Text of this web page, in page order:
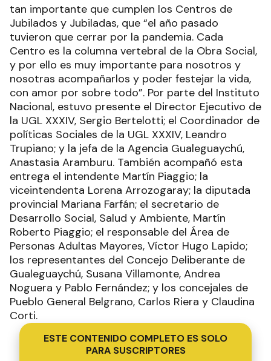
tan importante que cumplen los Centros de
Jubilados y Jubiladas, que “el año pasado
tuvieron que cerrar por la pandemia. Cada
Centro es la columna vertebral de la Obra Social,
y por ello es muy importante para nosotros y
nosotras acompañarlos y poder festejar la vida,
con amor por sobre todo”. Por parte del Instituto
Nacional, estuvo presente el Director Ejecutivo de
la UGL XXXIV, Sergio Bertelotti; el Coordinador de
políticas Sociales de la UGL XXXIV, Leandro
Trupiano; y la jefa de la Agencia Gualeguaychú,
Anastasia Aramburu. También acompañó esta
entrega el intendente Martín Piaggio; la
viceintendenta Lorena Arrozogaray; la diputada
provincial Mariana Farfán; el secretario de
Desarrollo Social, Salud y Ambiente, Martín
Roberto Piaggio; el responsable del Área de
Personas Adultas Mayores, Víctor Hugo Lapido;
los representantes del Concejo Deliberante de
Gualeguaychú, Susana Villamonte, Andrea
Noguera y Pablo Fernández; y los concejales de
Pueblo General Belgrano, Carlos Riera y Claudina
Corti.
ESTE CONTENIDO COMPLETO ES SOLO
PARA SUSCRIPTORES